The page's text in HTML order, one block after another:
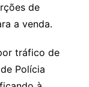
de
a venda.
tráfico de
Polícia